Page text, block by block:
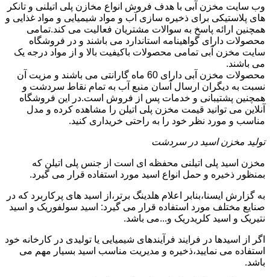
وب سایت مخزن آبی با هدف فروش انواع مخازن پلی اتیلنی و تانکر
های پلاستیکی برای ذخیره سازی آب و مواد شیمیایی و مواد غذایی و
همچنین ارائه پاسخ به سوالات مشتریان فعالیت می کند.تمامی
محصولات دارای گواهینامه استاندارد می باشند و در فروشگاه
سایت مخزن آبی تمامی محصولات باکیفیت بالا و از مواد درجه یک
می باشند.
محصولات مخزن آبی دارای 60 ماه گارانتی می باشند و مزیت آن
نسبت به دیگران ارسال آسان منبع آب به تمام نقاط سردشت و
همچنین پشتیبانی و خدمات پس از فروش است.در این فروشگاه
آنلاین می توانید قیمت مخزن پلی اتیلن را مشاهده کرده و مدل
مناسب و مورد نظر خود را به راحتی خریداری کنید.
تولید مخزن اسید در سردشت
مخزن اسید پلی اتیلنی محفظه ای است از جنس پلی اتیلن که
بمنظور ذخیره و حمل انواع اسید مورد استفاده قرار می گیرد.
به گزارش ایسنا،بنابر اعلام هلدینگ برتر،از اسید های پرکاربرد که در
صنایع مختلف مورد استفاده قرار می گیرد: اسید سولفوریک و اسید
نتیریک و اسید کلریدریک و...می باشد.
اگر از اسیدها در فرایند فرآیندهای شیمیایی یا تولیدی در کارخانه خود
استفاده می نمایید،ذخیره و مدیریت مناسب اسید بسیار مهم می
باشد.